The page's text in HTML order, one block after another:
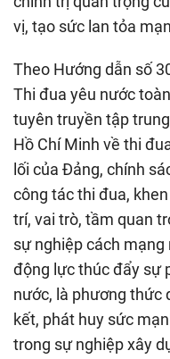
vị, tạo sức lan tỏa
Theo Hướng dẫn số
Thi đua yêu nước
tuyên truyền tập
Hồ Chí Minh về thi
lối của Đảng, chính
công tác thi đua,
trí, vai trò, tầm quan
sự nghiệp cách
động lực thúc đẩy sự
nước, là phương thức
kết, phát huy sức
trong sự nghiệp xây